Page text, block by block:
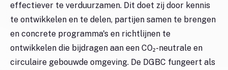
effectiever te verduurzamen. Dit doet zij door kennis
te ontwikkelen en te delen, partijen samen te brengen
en concrete programma's en richtlijnen te
ontwikkelen die bijdragen aan een CO₂-neutrale en
circulaire gebouwde omgeving. De DGBC fungeert als